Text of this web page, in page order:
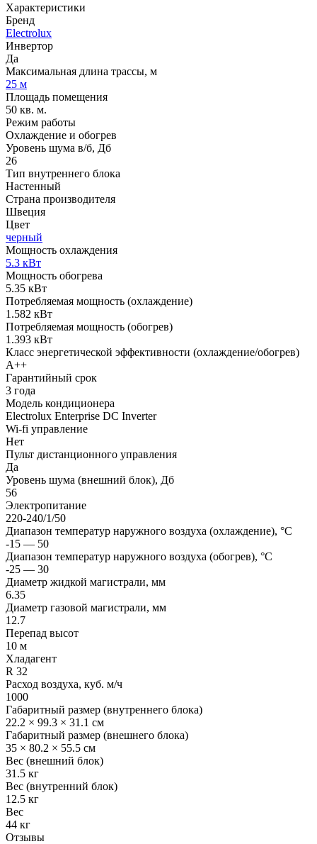
Характеристики
Бренд
Electrolux
Инвертор
Да
Максимальная длина трассы, м
25 м
Площадь помещения
50 кв. м.
Режим работы
Охлаждение и обогрев
Уровень шума в/б, Дб
26
Тип внутреннего блока
Настенный
Страна производителя
Швеция
Цвет
черный
Мощность охлаждения
5.3 кВт
Мощность обогрева
5.35 кВт
Потребляемая мощность (охлаждение)
1.582 кВт
Потребляемая мощность (обогрев)
1.393 кВт
Класс энергетической эффективности (охлаждение/обогрев)
A++
Гарантийный срок
3 года
Модель кондиционера
Electrolux Enterprise DC Inverter
Wi-fi управление
Нет
Пульт дистанционного управления
Да
Уровень шума (внешний блок), Дб
56
Электропитание
220-240/1/50
Диапазон температур наружного воздуха (охлаждение), °C
-15 — 50
Диапазон температур наружного воздуха (обогрев), °C
-25 — 30
Диаметр жидкой магистрали, мм
6.35
Диаметр газовой магистрали, мм
12.7
Перепад высот
10 м
Хладагент
R 32
Расход воздуха, куб. м/ч
1000
Габаритный размер (внутреннего блока)
22.2 × 99.3 × 31.1 см
Габаритный размер (внешнего блока)
35 × 80.2 × 55.5 см
Вес (внешний блок)
31.5 кг
Вес (внутренний блок)
12.5 кг
Вес
44 кг
Отзывы